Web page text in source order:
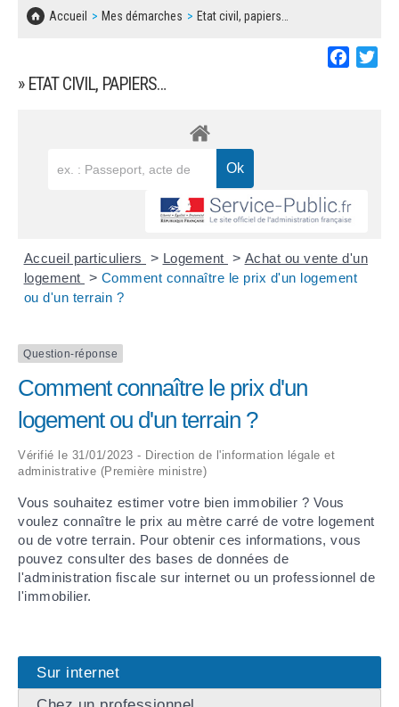
Accueil Mes démarches Etat civil, papiers…
» ETAT CIVIL, PAPIERS…
Accueil particuliers > Logement > Achat ou vente d'un
logement > Comment connaître le prix d'un logement
ou d'un terrain ?
Question-réponse
Comment connaître le prix d'un
logement ou d'un terrain ?
Vérifié le 31/01/2023 - Direction de l'information légale et
administrative (Première ministre)
Vous souhaitez estimer votre bien immobilier ? Vous
voulez connaître le prix au mètre carré de votre logement
ou de votre terrain. Pour obtenir ces informations, vous
pouvez consulter des bases de données de
l'administration fiscale sur internet ou un professionnel de
l'immobilier.
Sur internet
CONCERTATIONS PUBLIQUES
SOLIDARITÉ, LOGEMENT
SÉNIORS
DECHETS
BESOIN D'UNE AIDE ?
LES ASSOCIATIONS
MARCHÉS PUBLICS
DOCUMENT D'INFORMATION COMMUNAL
REGLEMENT LOCAL DE PUBLICITÉ
DECLARATION DE DEMARCHAGE
DOSSIER DE DEMANDE DE SUBVENTION
DEMANDE DE PRÊT DE MATERIEL
FICHE D'ORGANISATION MANIFESTATION
PLAN D'ACTION MUNICIPAL
ARRÊTÉS MUNICIPAUX
DÉLIBÉRATIONS